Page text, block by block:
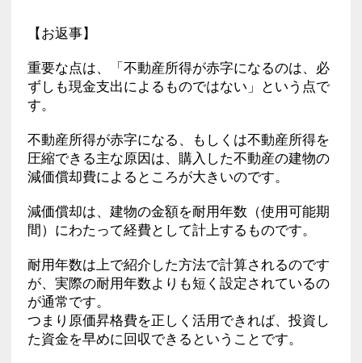
【お返事】
重要な点は、「不動産所得が赤字になるのは、必
ずしも現金支出によるものではない」という点で
す。
不動産所得が赤字になる、もしくは不動産所得を
圧縮できる主な原因は、購入した不動産の建物の
減価償却費によるところが大きいのです。
減価償却は、建物の金額を耐用年数（使用可能期
間）にわたって経費として計上するものです。
耐用年数は上で紹介した方法で計算されるのです
が、実際の耐用年数よりも短く設定されているの
が通常です。
つまり原価昇格費を正しく活用できれば、投資し
た資金を早めに回収できるということです。